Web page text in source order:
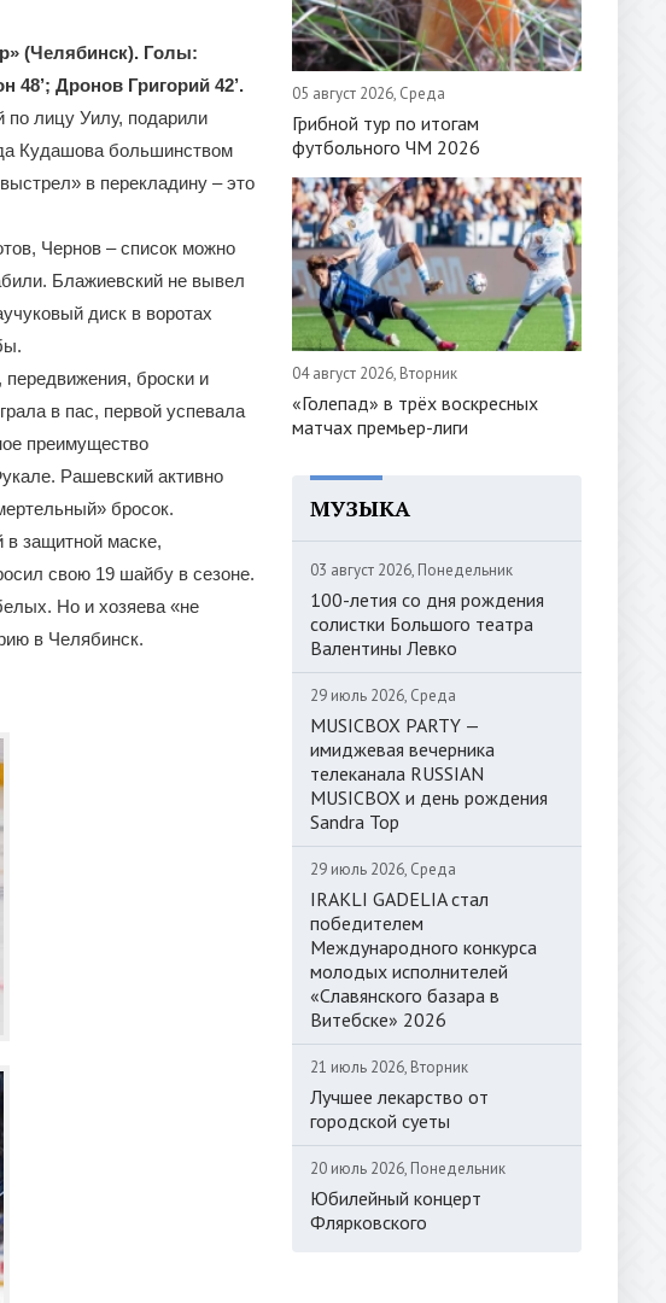
(Челябинск). Голы:
Дронов Григорий 42’.
по лицу Уилу, подарили
Кудашова большинством
в перекладину – это
Чернов – список можно
Блажиевский не вывел
диск в воротах
броски и
в пас, первой успевала
преимущество
Рашевский активно
бросок.
в защитной маске,
свою 19 шайбу в сезоне.
Но и хозяева «не
в Челябинск.
05 август 2026, Среда
Грибной тур по итогам
футбольного ЧМ 2026
04 август 2026, Вторник
«Голепад» в трёх воскресных
матчах премьер-лиги
МУЗЫКА
03 август 2026, Понедельник
100-летия со дня рождения
солистки Большого театра
Валентины Левко
29 июль 2026, Среда
MUSICBOX PARTY —
имиджевая вечерника
телеканала RUSSIAN
MUSICBOX и день рождения
Sandra Top
29 июль 2026, Среда
IRAKLI GADELIA стал
победителем
Международного конкурса
молодых исполнителей
«Славянского базара в
Витебске» 2026
21 июль 2026, Вторник
Лучшее лекарство от
городской суеты
20 июль 2026, Понедельник
Юбилейный концерт
Флярковского